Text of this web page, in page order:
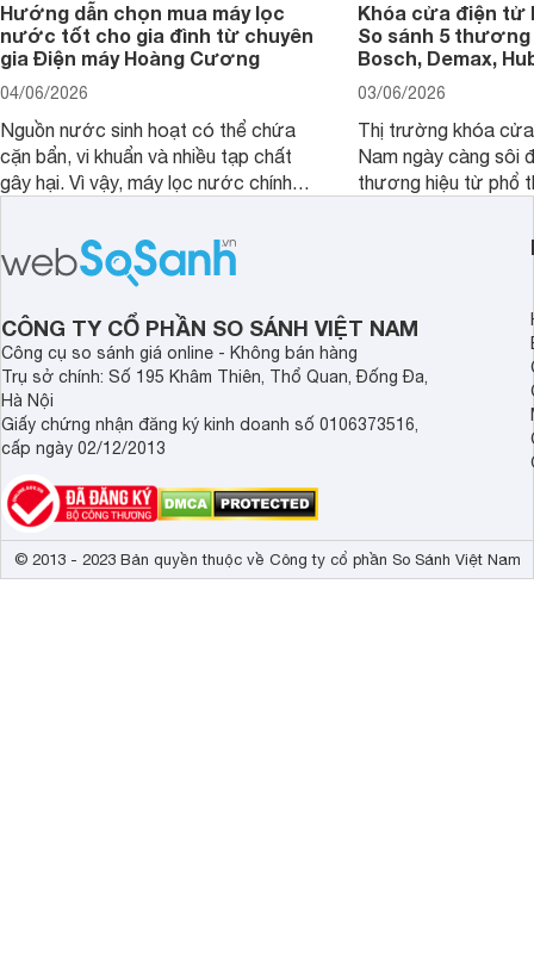
Hướng dẫn chọn mua máy lọc
nước tốt cho gia đình từ chuyên
gia Điện máy Hoàng Cương
04/06/2026
Nguồn nước sinh hoạt có thể chứa
cặn bẩn, vi khuẩn và nhiều tạp chất
gây hại. Vì vậy, máy lọc nước chính
sức khỏe và đảm bảo nguồn nước
sạch cho cả gia đình.
Khóa cửa điện tử
So sánh 5 thương
Bosch, Demax,
03/06/2026
Thị trường khóa
Nam ngày càng sôi
thương hiệu từ phổ
cửa điện tử hãng
sẽ so sánh 5
Demax, Hubert và
CÔNG TY CỔ PHẦN SO SÁNH VIỆT NAM
Công cụ so sánh giá online - Không bán hàng
Trụ sở chính: Số 195 Khâm Thiên, Thổ Quan, Đống Đa,
Hà Nội
Giấy chứng nhận đăng ký kinh doanh số 0106373516,
cấp ngày 02/12/2013
© 2013 - 2023 Bản quyền thuộc về Công ty cổ phần So Sánh Việt Nam